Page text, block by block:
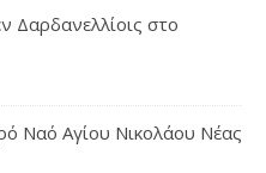
Δαρδανελλίοις στο
Ναό Αγίου Νικολάου Νέας